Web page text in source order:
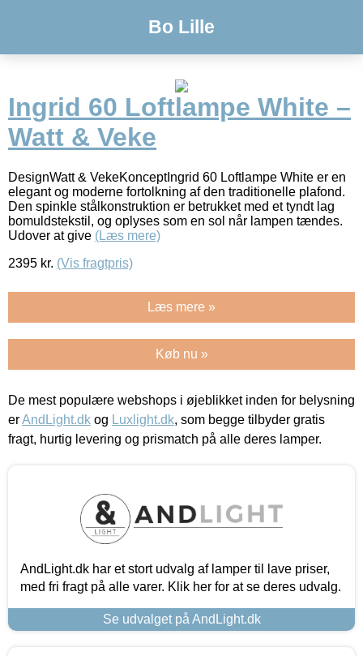
Bo Lille
Ingrid 60 Loftlampe White –
Watt & Veke
DesignWatt & VekeKonceptIngrid 60 Loftlampe White er en
elegant og moderne fortolkning af den traditionelle plafond.
Den spinkle stålkonstruktion er betrukket med et tyndt lag
bomuldstekstil, og oplyses som en sol når lampen tændes.
Udover at give (Læs mere)
2395 kr. (Vis fragtpris)
Læs mere »
Køb nu »
De mest populære webshops i øjeblikket inden for belysning
erAndLight.dk og Luxlight.dk, som begge tilbyder gratis
fragt, hurtig levering og prismatch på alle deres lamper.
AndLight.dk har et stort udvalg af lamper til lave priser,
med fri fragt på alle varer. Klik her for at se deres udvalg.
Se udvalget på AndLight.dk